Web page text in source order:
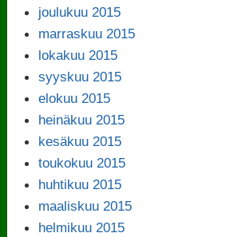
joulukuu 2015
marraskuu 2015
lokakuu 2015
syyskuu 2015
elokuu 2015
heinäkuu 2015
kesäkuu 2015
toukokuu 2015
huhtikuu 2015
maaliskuu 2015
helmikuu 2015